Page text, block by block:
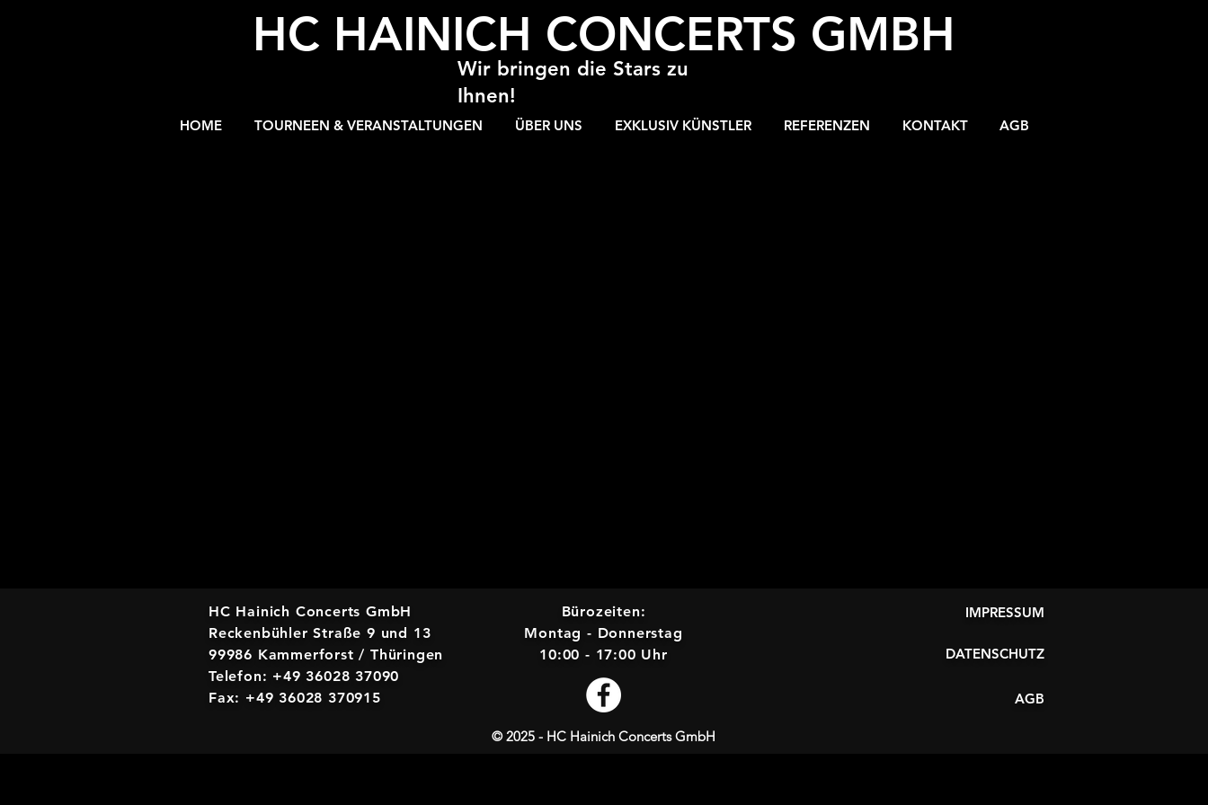
HC HAINICH CONCERTS GMBH
Wir bringen die Stars zu
Ihnen!
HOME TOURNEEN & VERANSTALTUNGEN ÜBER UNS EXKLUSIV KÜNSTLER REFERENZEN KONTAKT AGB
HC Hainich Concerts GmbH
Reckenbühler Straße 9 und 13
99986 Kammerforst / Thüringen
Telefon: +49 36028 37090
Fax: +49 36028 370915
Bürozeiten:
Montag - Donnerstag
10:00 - 17:00 Uhr
IMPRESSUM
DATENSCHUTZ
AGB
© 2025 - HC Hainich Concerts GmbH